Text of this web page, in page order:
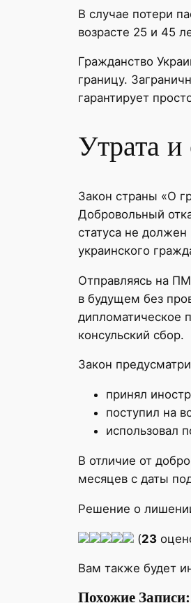
В случае потери
возрасте 25 и 45
Гражданство
границу.
гарантирует
Утрата и
Закон страны «О
Добровольный
статуса не
украинского
Отправляясь на
в будущем без
дипломатическое
консульский сбор.
Закон
принял
поступил на
использовал
В отличие от
месяцев с даты
Решение о
(23
Вам также будет
Похожие Записи: